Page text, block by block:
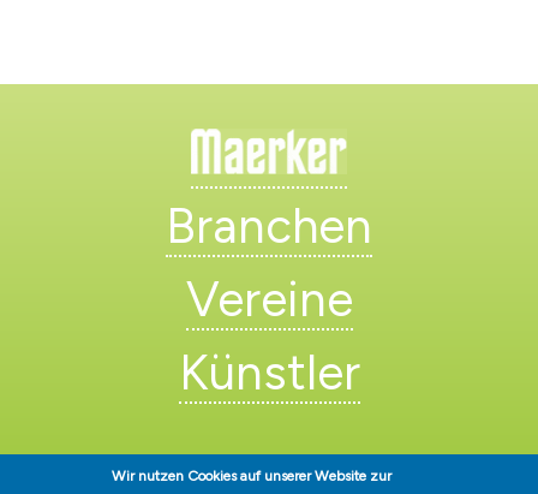
Branchen
Vereine
Künstler
Wir nutzen Cookies auf unserer Website zur